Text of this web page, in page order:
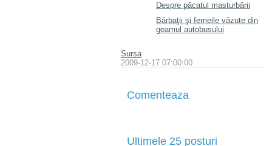
Despre păcatul masturbării
Bărbaţii şi femeile văzute din
geamul autobusului
Sursa
2009-12-17 07:00:00
Comenteaza
Ultimele 25 posturi